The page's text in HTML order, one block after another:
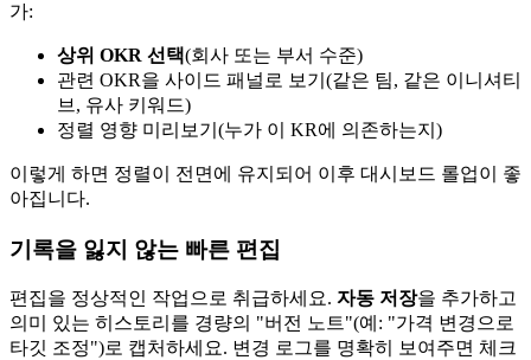
가:
상위 OKR 선택(회사 또는 부서 수준)
관련 OKR을 사이드 패널로 보기(같은 팀, 같은 이니셔티
브, 유사 키워드)
정렬 영향 미리보기(누가 이 KR에 의존하는지)
이렇게 하면 정렬이 전면에 유지되어 이후 대시보드 롤업이 좋
아집니다.
기록을 잃지 않는 빠른 편집
편집을 정상적인 작업으로 취급하세요. 자동 저장을 추가하고
의미 있는 히스토리를 경량의 "버전 노트"(예: "가격 변경으로
타깃 조정")로 캡처하세요. 변경 로그를 명확히 보여주면 체크